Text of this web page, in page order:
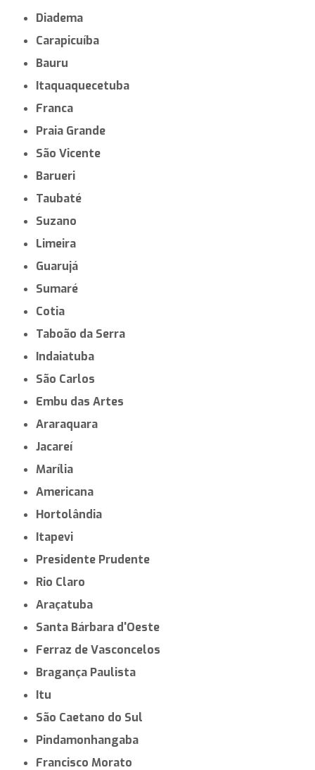
Diadema
Carapicuíba
Bauru
Itaquaquecetuba
Franca
Praia Grande
São Vicente
Barueri
Taubaté
Suzano
Limeira
Guarujá
Sumaré
Cotia
Taboão da Serra
Indaiatuba
São Carlos
Embu das Artes
Araraquara
Jacareí
Marília
Americana
Hortolândia
Itapevi
Presidente Prudente
Rio Claro
Araçatuba
Santa Bárbara d'Oeste
Ferraz de Vasconcelos
Bragança Paulista
Itu
São Caetano do Sul
Pindamonhangaba
Francisco Morato